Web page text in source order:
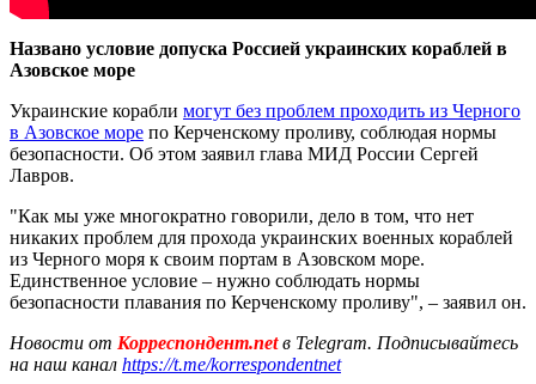
Названо условие допуска Россией украинских кораблей в
Азовское море
Украинские корабли могут без проблем проходить из Черного
в Азовское море по Керченскому проливу, соблюдая нормы
безопасности. Об этом заявил глава МИД России Сергей
Лавров.
"Как мы уже многократно говорили, дело в том, что нет
никаких проблем для прохода украинских военных кораблей
из Черного моря к своим портам в Азовском море.
Единственное условие – нужно соблюдать нормы
безопасности плавания по Керченскому проливу", – заявил он.
Новости от Корреспондент.netв Telegram. Подписывайтесь
на наш канал https://t.me/korrespondentnet